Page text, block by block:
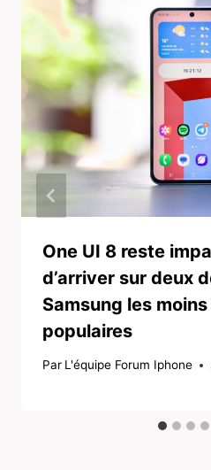
One UI 8 reste
d’arriver sur deux
Samsung les
populaires
Par L'équipe Forum Iphone